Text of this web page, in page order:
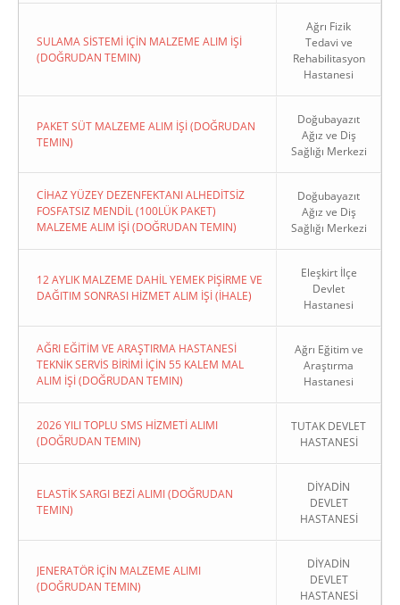
SULAMA SİSTEMİ İÇİN MALZEME ALIM İŞİ
(DOĞRUDAN TEMIN)
Ağrı Fizik
Tedavi ve
Rehabilitasyon
Hastanesi
PAKET SÜT MALZEME ALIM İŞİ (DOĞRUDAN
TEMIN)
Doğubayazıt
Ağız ve Diş
Sağlığı Merkezi
CİHAZ YÜZEY DEZENFEKTANI ALHEDİTSİZ
FOSFATSIZ MENDİL (100LÜK PAKET)
MALZEME ALIM İŞİ (DOĞRUDAN TEMIN)
Doğubayazıt
Ağız ve Diş
Sağlığı Merkezi
12 AYLIK MALZEME DAHİL YEMEK PİŞİRME VE
DAĞITIM SONRASI HİZMET ALIM İŞİ (İHALE)
Eleşkirt İlçe
Devlet
Hastanesi
AĞRI EĞİTİM VE ARAŞTIRMA HASTANESİ
TEKNİK SERVİS BİRİMİ İÇİN 55 KALEM MAL
ALIM İŞİ (DOĞRUDAN TEMIN)
Ağrı Eğitim ve
Araştırma
Hastanesi
2026 YILI TOPLU SMS HİZMETİ ALIMI
(DOĞRUDAN TEMIN)
TUTAK DEVLET
HASTANESİ
ELASTİK SARGI BEZİ ALIMI (DOĞRUDAN
TEMIN)
DİYADİN
DEVLET
HASTANESİ
JENERATÖR İÇİN MALZEME ALIMI
(DOĞRUDAN TEMIN)
DİYADİN
DEVLET
HASTANESİ